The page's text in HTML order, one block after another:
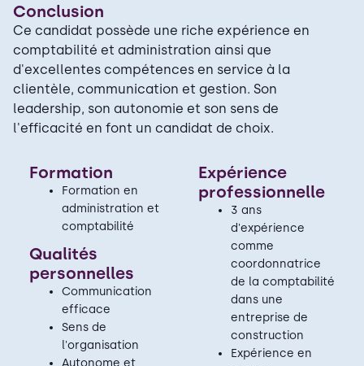
Formation
Formation en
administration et
comptabilité
Qualités
personnelles
Communication
efficace
Sens de
l'organisation
Autonome et
Expérience
professionnelle
3 ans
d'expérience
comme
coordonnatrice
de la comptabilité
dans une
entreprise de
construction
Expérience en
Conclusion
Ce candidat possède une riche expérience en
comptabilité et administration ainsi que
d'excellentes compétences en service à la
clientèle, communication et gestion. Son
leadership, son autonomie et son sens de
l'efficacité en font un candidat de choix.